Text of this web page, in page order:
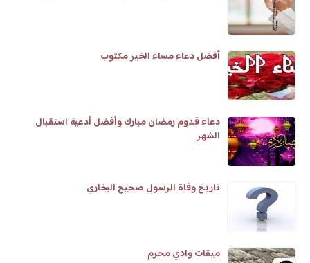
أفضل دعاء مساء الخير مكتوب
دعاء قدوم رمضان مبارك وأفضل أدعية استقبال
الشهر
تاريخ وفاة الرسول صحيح البخاري
ميقات وادي محرم